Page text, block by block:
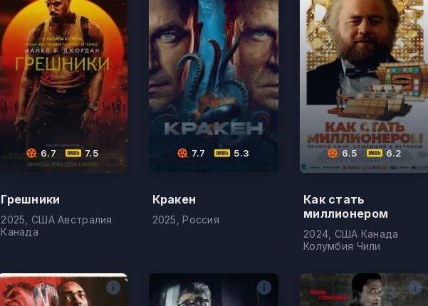
6.7 7.5
Грешники
2025, США Австралия
Канада
7.7 5.3
Кракен
2025, Россия
6.5 6.2
Как стать
миллионером
2024, США Канада
Колумбия Чили